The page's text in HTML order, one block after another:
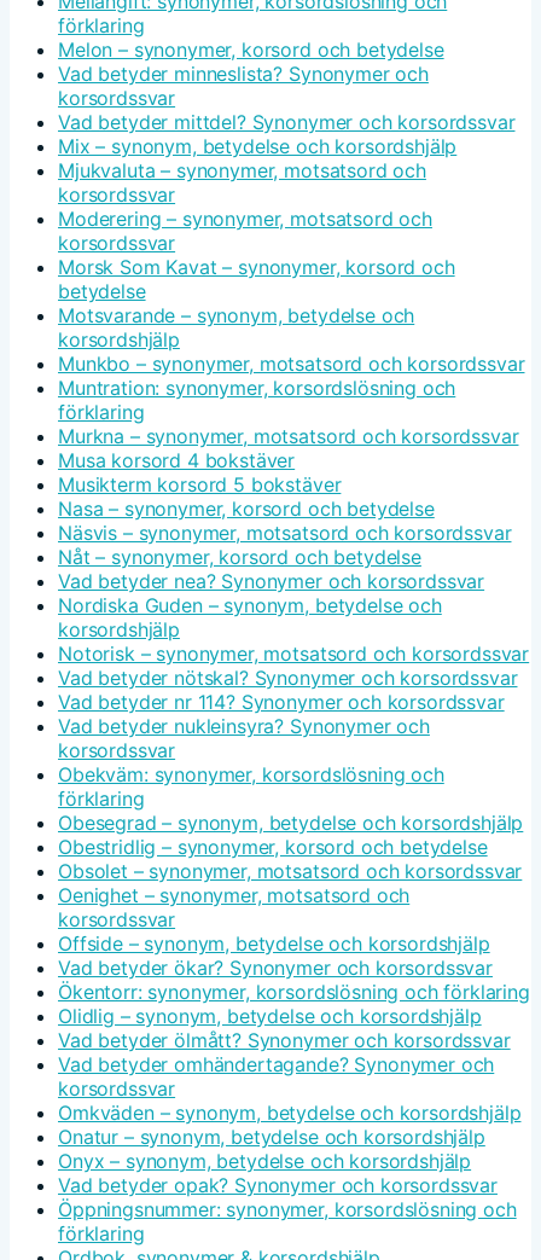
förklaring
Melon – synonymer, korsord och betydelse
Vad betyder minneslista? Synonymer och
korsordssvar
Vad betyder mittdel? Synonymer och korsordssvar
Mix – synonym, betydelse och korsordshjälp
Mjukvaluta – synonymer, motsatsord och
korsordssvar
Moderering – synonymer, motsatsord och
korsordssvar
Morsk Som Kavat – synonymer, korsord och
betydelse
Motsvarande – synonym, betydelse och
korsordshjälp
Munkbo – synonymer, motsatsord och korsordssvar
Muntration: synonymer, korsordslösning och
förklaring
Murkna – synonymer, motsatsord och korsordssvar
Musa korsord 4 bokstäver
Musikterm korsord 5 bokstäver
Nasa – synonymer, korsord och betydelse
Näsvis – synonymer, motsatsord och korsordssvar
Nåt – synonymer, korsord och betydelse
Vad betyder nea? Synonymer och korsordssvar
Nordiska Guden – synonym, betydelse och
korsordshjälp
Notorisk – synonymer, motsatsord och korsordssvar
Vad betyder nötskal? Synonymer och korsordssvar
Vad betyder nr 114? Synonymer och korsordssvar
Vad betyder nukleinsyra? Synonymer och
korsordssvar
Obekväm: synonymer, korsordslösning och
förklaring
Obesegrad – synonym, betydelse och korsordshjälp
Obestridlig – synonymer, korsord och betydelse
Obsolet – synonymer, motsatsord och korsordssvar
Oenighet – synonymer, motsatsord och
korsordssvar
Offside – synonym, betydelse och korsordshjälp
Vad betyder ökar? Synonymer och korsordssvar
Ökentorr: synonymer, korsordslösning och förklaring
Olidlig – synonym, betydelse och korsordshjälp
Vad betyder ölmått? Synonymer och korsordssvar
Vad betyder omhändertagande? Synonymer och
korsordssvar
Omkväden – synonym, betydelse och korsordshjälp
Onatur – synonym, betydelse och korsordshjälp
Onyx – synonym, betydelse och korsordshjälp
Vad betyder opak? Synonymer och korsordssvar
Öppningsnummer: synonymer, korsordslösning och
förklaring